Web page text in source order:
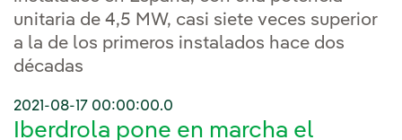
unitaria de 4,5 MW, casi siete veces superior
a la de los primeros instalados hace dos
décadas
2021-08-17 00:00:00.0
Iberdrola pone en marcha el